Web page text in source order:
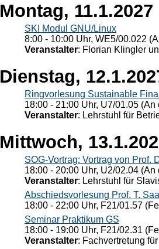
Montag, 11.1.2027
SKI Modul GNU/Linux
8:00 - 10:00 Uhr, WE5/00.022
Veranstalter: Florian Klingler
Dienstag,
Ringvorlesung Sustainable
18:00 - 21:00 Uhr, U7/01.05
Veranstalter: Lehrstuhl für
Mittwoch,
SOG-Vortrag: Vortrag von Prof.
18:00 - 20:00 Uhr, U2/02.04
Veranstalter: Lehrstuhl für
Abschiedsvorlesung Prof. T.
18:00 - 22:00 Uhr, F21/01.57
Seminar Praktikum GS
18:00 - 19:00 Uhr, F21/02.31
Veranstalter: Fachvertretung